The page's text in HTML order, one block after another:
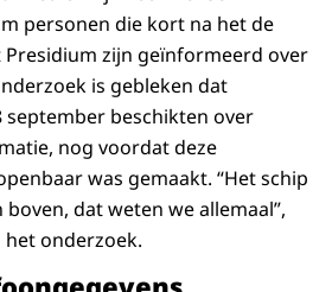
personen die kort na het de
zijn geïnformeerd over
is gebleken dat
september beschikten over
nog voordat deze
was gemaakt. “Het schip
dat weten we allemaal”,
onderzoek.